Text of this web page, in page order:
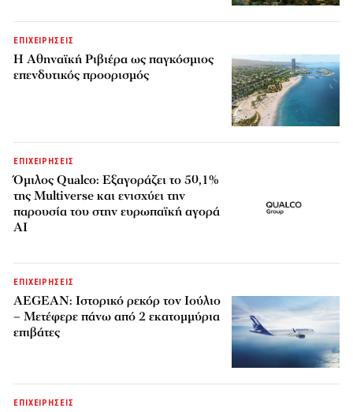
ΕΠΙΧΕΙΡΗΣΕΙΣ
Η Αθηναϊκή Ριβιέρα ως παγκόσμιος
επενδυτικός προορισμός
ΕΠΙΧΕΙΡΗΣΕΙΣ
Όμιλος Qualco: Εξαγοράζει το 50,1%
της Multiverse και ενισχύει την
παρουσία του στην ευρωπαϊκή αγορά
AI
ΕΠΙΧΕΙΡΗΣΕΙΣ
AEGEAN: Ιστορικό ρεκόρ τον Ιούλιο
– Μετέφερε πάνω από 2 εκατομμύρια
επιβάτες
ΕΠΙΧΕΙΡΗΣΕΙΣ